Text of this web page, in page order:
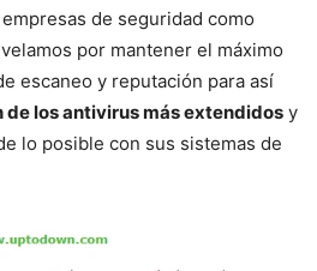
de seguridad como
por mantener el máximo
escaneo y reputación para así
de los antivirus más extendidos y
lo posible con sus sistemas de